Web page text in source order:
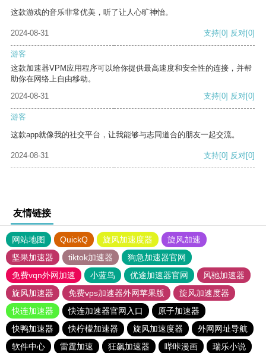
这款游戏的音乐非常优美，听了让人心旷神怡。
2024-08-31 支持[0] 反对[0]
游客
这款加速器VPM应用程序可以给你提供最高速度和安全性的连接，并帮
助你在网络上自由移动。
2024-08-31
支持[0] 反对[0]
游客
这款app就像我的社交平台，让我能够与志同道合的朋友一起交流。
2024-08-31 支持[0] 反对[0]
友情链接
网站地图 QuickQ 旋风加速度器
旋风加速
坚果加速器
tiktok加速器
狗急加速器官网
免费vqn外网加速
小蓝鸟 优途加速器官网
风驰加速器
旋风加速器
免费vps加速器外网苹果版
旋风加速度器
快连加速器
快连加速器官网入口
原子加速器
快鸭加速器
快柠檬加速器 旋风加速度器
外网网址导航
软件中心
雷霆加速 狂飙加速器 哔咔漫画
瑞乐小说